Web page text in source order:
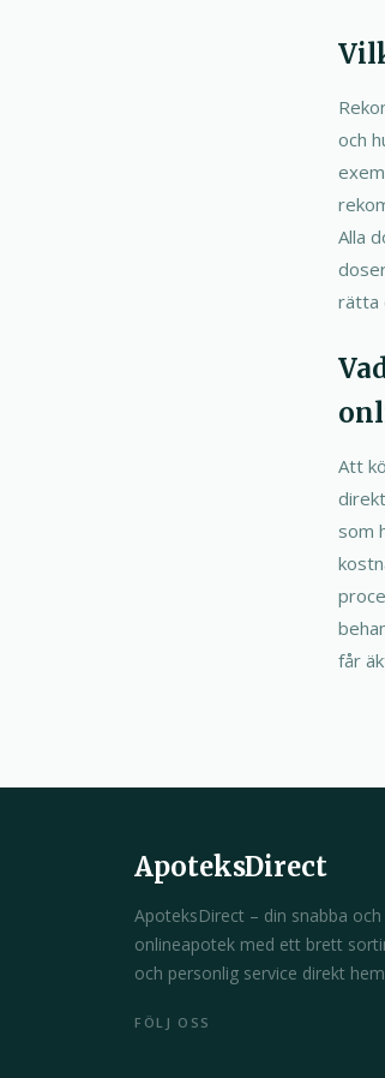
och
Alla
rätta
Att
som
får
ApoteksDirect
ApoteksDirect – din snabba och
onlineapotek med ett brett
och personlig service direkt
FÖLJ OSS